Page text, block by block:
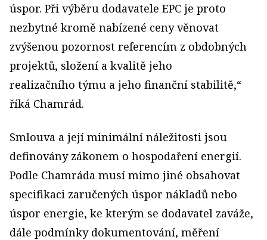
úspor. Při výběru dodavatele EPC je proto
nezbytné kromě nabízené ceny věnovat
zvýšenou pozornost referencím z obdobných
projektů, složení a kvalitě jeho
realizačního týmu a jeho finanční stabilitě,“
říká Chamrád.
Smlouva a její minimální náležitosti jsou
definovány zákonem o hospodaření energií.
Podle Chamráda musí mimo jiné obsahovat
specifikaci zaručených úspor nákladů nebo
úspor energie, ke kterým se dodavatel zaváže,
dále podmínky dokumentování, měření